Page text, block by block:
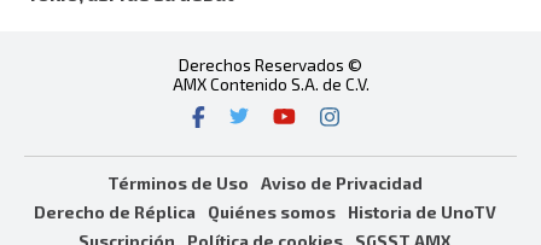
Derechos Reservados ©
AMX Contenido S.A. de C.V.
Términos de Uso
Aviso de Privacidad
Derecho de Réplica
Quiénes somos
Historia de UnoTV